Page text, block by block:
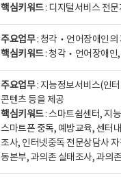
핵심키워드: 디지털서비스 전문
주요업무: 청각‧언어장애인의
핵심키워드: 청각‧언어장애인,
주요업무: 지능정보서비스(인
콘텐츠 등을 제공
핵심키워드: 스마트쉼센터, 지
스마트폰 중독, 예방교육, 센터
조사, 인터넷중독 전문상담사
동본부, 과의존 실태조사, 과의